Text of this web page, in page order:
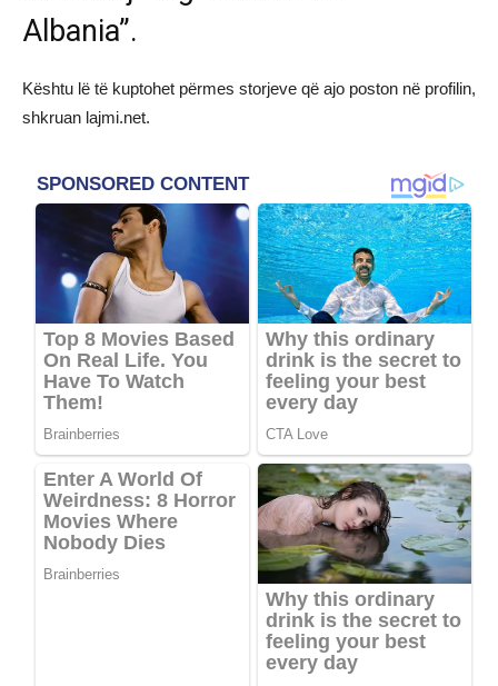
Albania”.
Kështu lë të kuptohet përmes storjeve që ajo poston në profilin,
shkruan lajmi.net.